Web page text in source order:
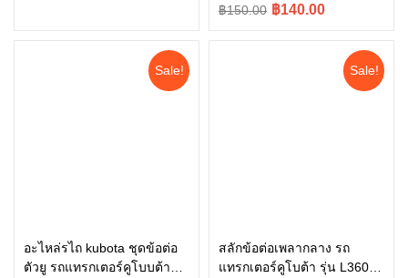
฿150.00
Original ฿140.00
Current
Sale!
อะไหล่รไถ kubota ชุดข้อต่อ
ตัวยู รถแทรกเตอร์คูโบบต้า
หยิบใส่ตะกร้า
Sale!
สลักข้อต่อเพลากลาง รถ
แทรกเตอร์คูโบต้า รุ่น L3608,
หยิบใส่ตะกร้า